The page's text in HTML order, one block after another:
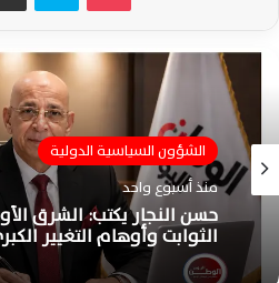
الشؤون السياسية الدولية
منذ أسبوع واحد
حسن النجار يكتب: الشرق
الثوابت وأوهام التغيير